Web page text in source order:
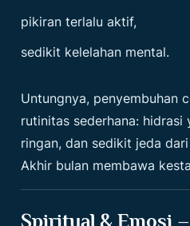
pikiran terlalu aktif,
sedikit kelelahan mental.
Untungnya, penyembuhan
rutinitas sederhana: hidrasi
ringan, dan sedikit jeda
Akhir bulan membawa
Spiritual & Emosi